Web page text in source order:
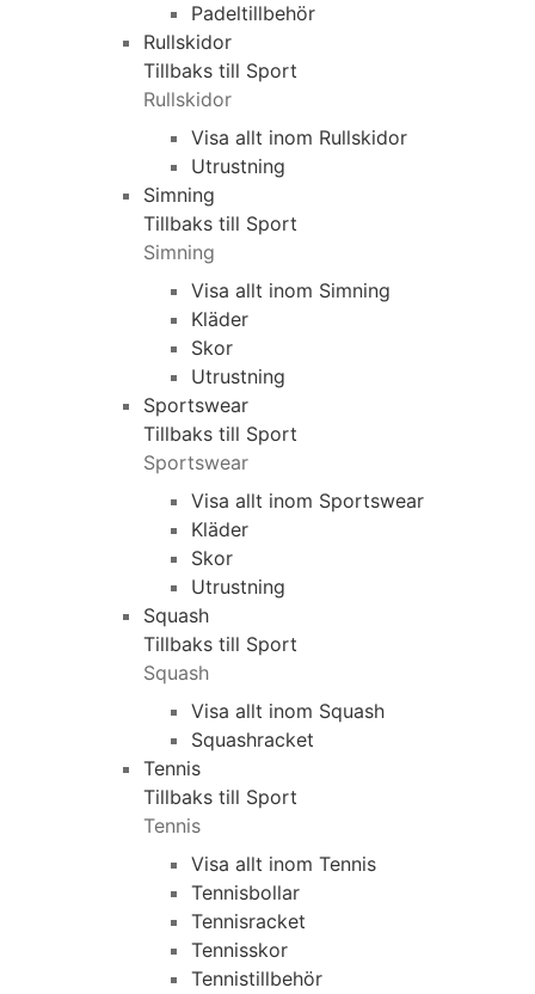
Padeltillbehör
Rullskidor
Tillbaks till Sport
Rullskidor
Visa allt inom Rullskidor
Utrustning
Simning
Tillbaks till Sport
Simning
Visa allt inom Simning
Kläder
Skor
Utrustning
Sportswear
Tillbaks till Sport
Sportswear
Visa allt inom Sportswear
Kläder
Skor
Utrustning
Squash
Tillbaks till Sport
Squash
Visa allt inom Squash
Squashracket
Tennis
Tillbaks till Sport
Tennis
Visa allt inom Tennis
Tennisbollar
Tennisracket
Tennisskor
Tennistillbehör